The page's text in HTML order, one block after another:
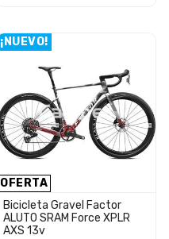
OFERTA
¡NUEVO!
Bicicleta Gravel Factor
ALUTO SRAM Force XPLR
AXS 13v